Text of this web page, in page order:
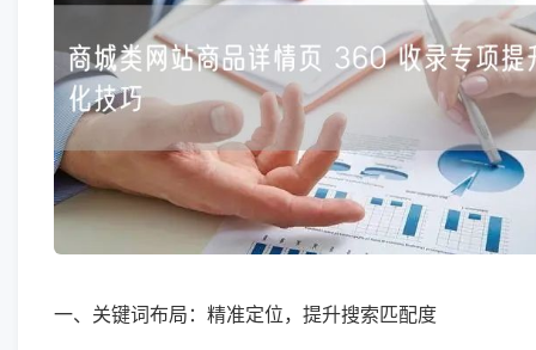
一、关键词布局：精准定位，提升搜索匹配度